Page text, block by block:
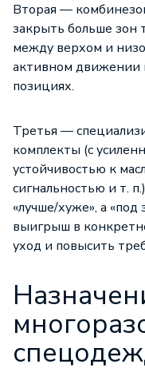
Вторая —
закрыть больше зон
между верхом и
активном движении
позициях.
Третья —
комплекты (с
устойчивостью к
сигнальностью и т.
«лучше/хуже», а «под
выигрыш в
уход и повысить